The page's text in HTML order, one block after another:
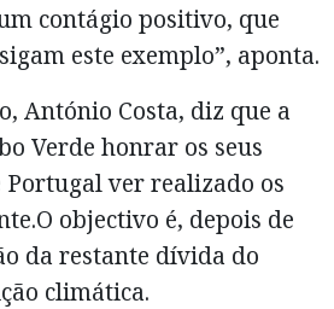
contágio positivo, que
este exemplo”, aponta.
António Costa, diz que a
Verde honrar os seus
ver realizado os
objectivo é, depois de
da restante dívida do
climática.